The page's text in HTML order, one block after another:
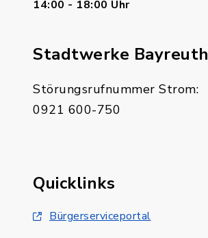
14:00 - 18:00 Uhr
Stadtwerke Bayreuth
Störungsrufnummer Strom:
0921 600-750
Quicklinks
Bürgerserviceportal